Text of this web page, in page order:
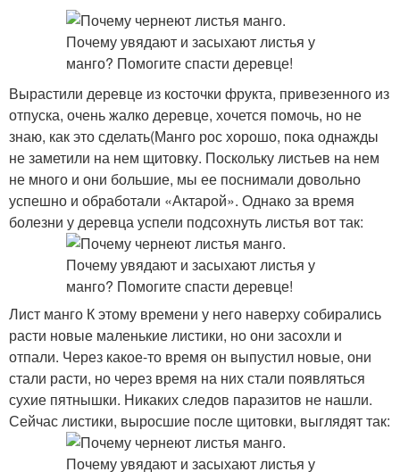
Вырастили деревце из косточки фрукта, привезенного из
отпуска, очень жалко деревце, хочется помочь, но не
знаю, как это сделать(Манго рос хорошо, пока однажды
не заметили на нем щитовку. Поскольку листьев на нем
не много и они большие, мы ее поснимали довольно
успешно и обработали «Актарой». Однако за время
болезни у деревца успели подсохнуть листья вот так:
Лист манго К этому времени у него наверху собирались
расти новые маленькие листики, но они засохли и
отпали. Через какое-то время он выпустил новые, они
стали расти, но через время на них стали появляться
сухие пятнышки. Никаких следов паразитов не нашли.
Сейчас листики, выросшие после щитовки, выглядят так: